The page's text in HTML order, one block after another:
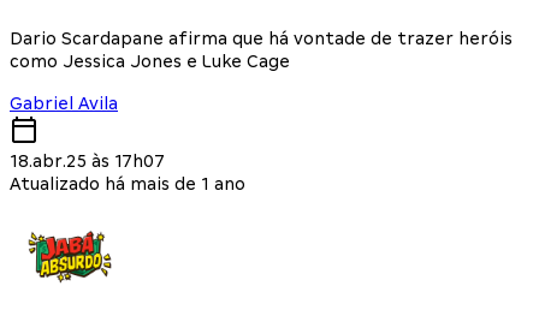
Dario Scardapane afirma que há vontade de trazer heróis
como Jessica Jones e Luke Cage
Gabriel Avila
18.abr.25 às 17h07
Atualizado há mais de 1 ano